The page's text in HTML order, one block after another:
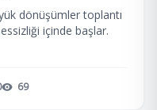
dönüşümler toplantı
içinde başlar.
69